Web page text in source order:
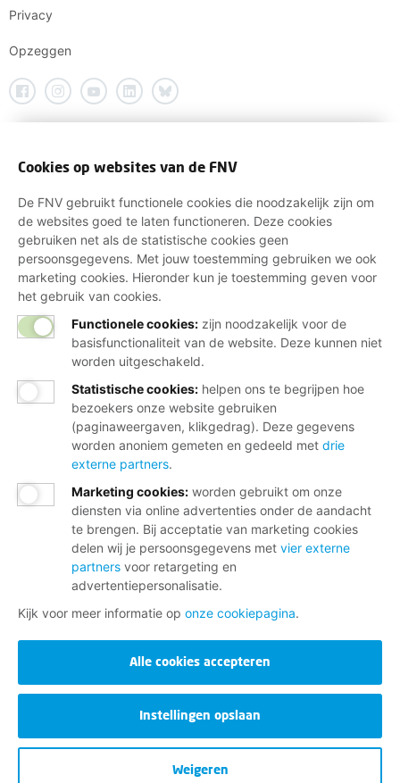
Privacy
Opzeggen
Cookies op websites van de FNV
De FNV gebruikt functionele cookies die noodzakelijk zijn om
de websites goed te laten functioneren. Deze cookies
gebruiken net als de statistische cookies geen
persoonsgegevens. Met jouw toestemming gebruiken we ook
marketing cookies. Hieronder kun je toestemming geven voor
het gebruik van cookies.
Functionele cookies: zijn noodzakelijk voor de
basisfunctionaliteit van de website. Deze kunnen niet
worden uitgeschakeld.
Statistische cookies: helpen ons te begrijpen hoe
bezoekers onze website gebruiken
(paginaweergaven, klikgedrag). Deze gegevens
worden anoniem gemeten en gedeeld met drie
externe partners.
Marketing cookies: worden gebruikt om onze
diensten via online advertenties onder de aandacht
te brengen. Bij acceptatie van marketing cookies
delen wij je persoonsgegevens met vier externe
partners voor retargeting en
advertentiepersonalisatie.
Kijk voor meer informatie op onze cookiepagina.
Alle cookies accepteren
Instellingen opslaan
Weigeren